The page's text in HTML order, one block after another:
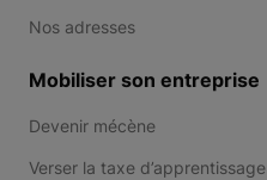
Nos adresses
Mobiliser son entreprise
Devenir mécène
Verser la taxe d’apprentissage